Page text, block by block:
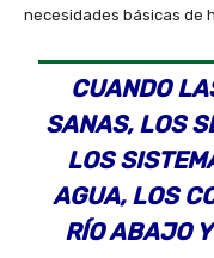
necesidades básicas de
CUANDO
SANAS, LOS
LOS
AGUA, LOS
RÍO ABAJO